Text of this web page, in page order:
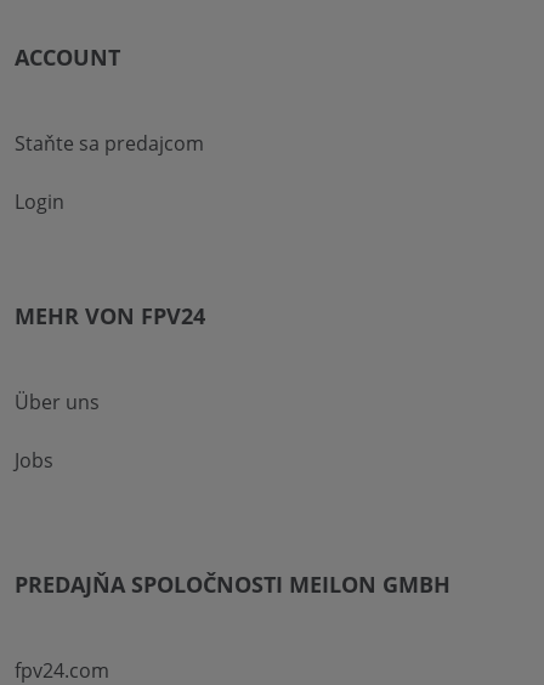
ACCOUNT
Staňte sa predajcom
Login
MEHR VON FPV24
Über uns
Jobs
PREDAJŇA SPOLOČNOSTI MEILON GMBH
fpv24.com